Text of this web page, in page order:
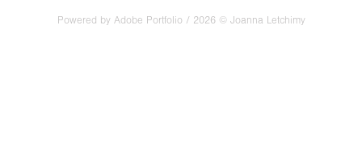
Powered by Adobe Portfolio / 2026 © Joanna Letchimy